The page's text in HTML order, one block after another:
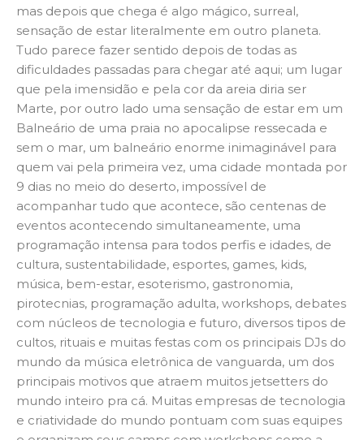
mas depois que chega é algo mágico, surreal,
sensação de estar literalmente em outro planeta.
Tudo parece fazer sentido depois de todas as
dificuldades passadas para chegar até aqui; um lugar
que pela imensidão e pela cor da areia diria ser
Marte, por outro lado uma sensação de estar em um
Balneário de uma praia no apocalipse ressecada e
sem o mar, um balneário enorme inimaginável para
quem vai pela primeira vez, uma cidade montada por
9 dias no meio do deserto, impossível de
acompanhar tudo que acontece, são centenas de
eventos acontecendo simultaneamente, uma
programação intensa para todos perfis e idades, de
cultura, sustentabilidade, esportes, games, kids,
música, bem-estar, esoterismo, gastronomia,
pirotecnias, programação adulta, workshops, debates
com núcleos de tecnologia e futuro, diversos tipos de
cultos, rituais e muitas festas com os principais DJs do
mundo da música eletrônica de vanguarda, um dos
principais motivos que atraem muitos jetsetters do
mundo inteiro pra cá. Muitas empresas de tecnologia
e criatividade do mundo pontuam com suas equipes